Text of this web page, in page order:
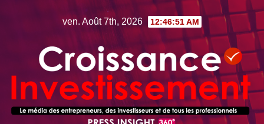
ven. Août 7th, 2026 12:46:52 AM